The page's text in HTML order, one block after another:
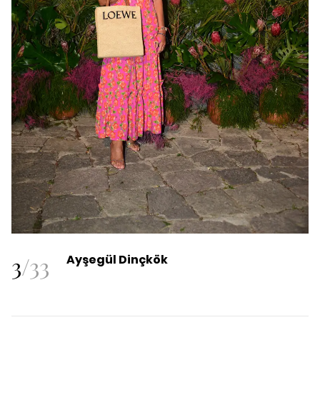
3/33 Ayşegül Dinçkök